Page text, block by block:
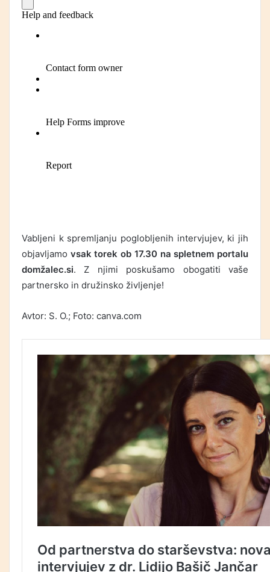
Vabljeni k spremljanju poglobljenih intervjujev, ki jih
objavljamo vsak torek ob 17.30 na spletnem portalu
domžalec.si. Z njimi poskušamo obogatiti vaše
partnersko in družinsko življenje!
Avtor: S. O.; Foto: canva.com